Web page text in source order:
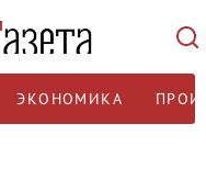
ЭКОНОМИКА